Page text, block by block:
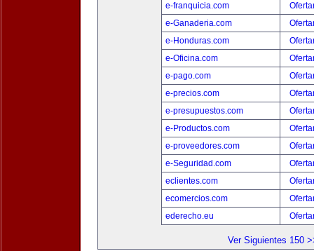
e-franquicia.com
e-Ganaderia.com
e-Honduras.com
e-Oficina.com
e-pago.com
e-precios.com
e-presupuestos.com
e-Productos.com
e-proveedores.com
e-Seguridad.com
eclientes.com
ecomercios.com
ederecho.eu
Ver Siguientes 150